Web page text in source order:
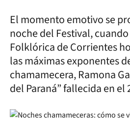
El momento emotivo se
noche del Festival,
Folklórica de Corrientes
las máximas exponentes
chamamecera, Ramona
del Paraná” fallecida en el